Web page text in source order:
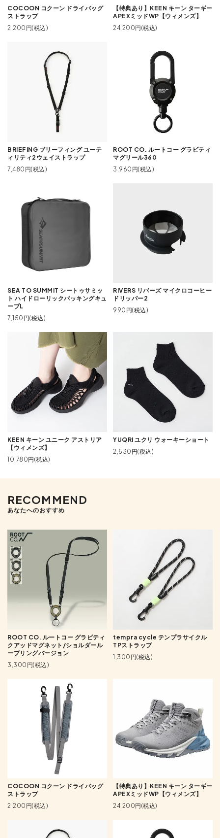
COCOON コクーン ドライバッグ
ストラップ
2,200円(税込)
【特典あり】KEEN キーン ターギー
APEXミッドWP【ウィメンズ】
24,200円(税込)
BRIEFING ブリーフィング ユーテ
ィリティ2ウェイストラップ
7,480円(税込)
ROOT CO. ルートコー グラビティ
マグリール360
3,960円(税込)
SEA TO SUMMIT シートゥサミッ
ト ハイドローリックパッキングキュ
ーブL
7,150円(税込)
RIVERS リバーズ マイクロコーヒー
ドリッパー2
990円(税込)
KEEN キーン ユニーク アストリア
【ウィメンズ】
10,780円(税込)
YUQRI ユクリ ウォーキーショート
2,530円(税込)
RECOMMEND
あなたへのおすすめ
ROOT CO. ルートコー グラビティ
クアッドマグネット/ショルダール
ープリングバージョン
3,300円(税込)
tempra cycle テンプラサイクル
TPストラップ
1,300円(税込)
COCOON コクーン ドライバッグ
ストラップ
2,200円(税込)
【特典あり】KEEN キーン ターギー
APEXミッドWP【ウィメンズ】
24,200円(税込)